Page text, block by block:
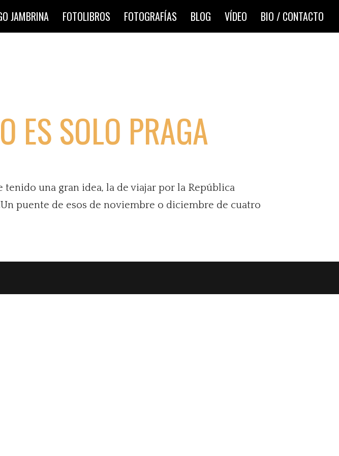
JAMBRINA FOTOLIBROS FOTOGRAFÍAS BLOG VÍDEO BIO / CONTACTO
ES SOLO PRAGA
tenido una gran idea, la de viajar por la República
puente de esos de noviembre o diciembre de cuatro